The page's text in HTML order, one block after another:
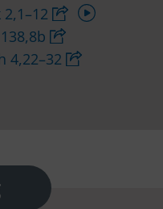
2,1–12
Audio-
Player
4,22–32